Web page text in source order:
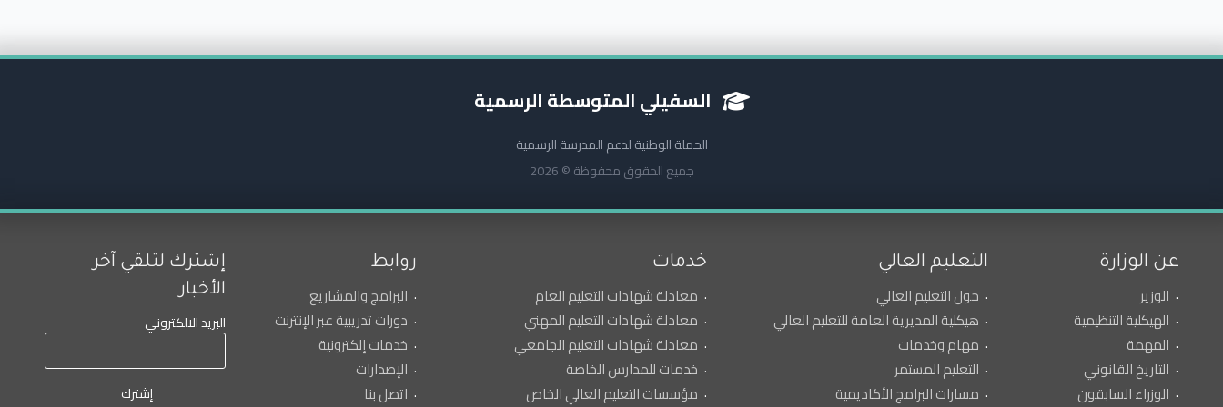
السفيلي المتوسطة الرسمية
الحملة الوطنية لدعم المدرسة الرسمية
جميع الحقوق محفوظة © 2026
عن الوزارة
الوزير
الهيكلية التنظيمية
المهمة
التاريخ القانوني
الوزراء السابقون
التعليم العالي
حول التعليم العالي
هيكلية المديرية العامة للتعليم العالي
مهام وخدمات
التعليم المستمر
مسارات البرامج الأكاديمية
خدمات
معادلة شهادات التعليم العام
معادلة شهادات التعليم المهني
معادلة شهادات التعليم الجامعي
خدمات للمدارس الخاصة
مؤسسات التعليم العالي الخاص
روابط
البرامج والمشاريع
دورات تدريبية عبر الإنترنت
خدمات إلكترونية
الإصدارات
اتصل بنا
إشترك لتلقي آخر
الأخبار
البريد الالكتروني